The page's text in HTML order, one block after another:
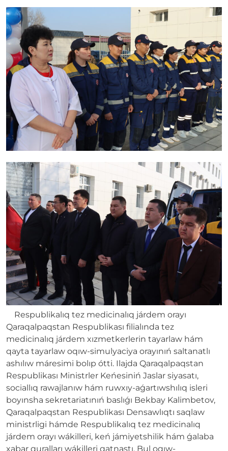
Respublikalıq tez medicinalıq járdem orayı
Qaraqalpaqstan Respublikası filialında tez
medicinalıq járdem xızmetkerlerin tayarlaw hám
qayta tayarlaw oqıw-simulyaciya orayınıń saltanatlı
ashılıw máresimi bolıp ótti. Ilajda Qaraqalpaqstan
Respublikası Ministrler Keńesiniń Jaslar siyasatı,
sociallıq rawajlanıw hám ruwxıy-aǵartıwshılıq isleri
boyınsha sekretariatınıń baslıǵı Bekbay Kalimbetov,
Qaraqalpaqstan Respublikası Densawlıqtı saqlaw
ministrligi hámde Respublikalıq tez medicinalıq
járdem orayı wákilleri, keń jámiyetshilik hám ǵalaba
xabar quralları wákilleri qatnastı. Bul oqıw-